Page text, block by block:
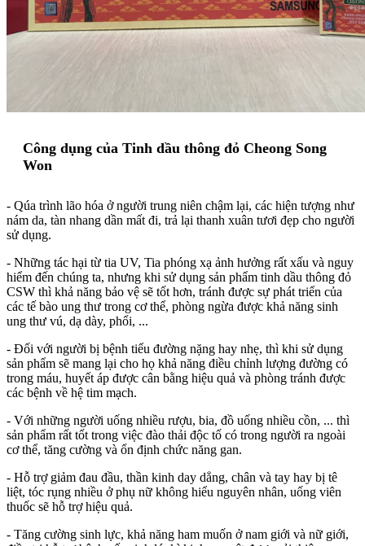
Công dụng của Tinh dầu thông đỏ Cheong Song
Won
- Qúa trình lão hóa ở người trung niên chậm lại, các hiện tượng như
nám da, tàn nhang dần mất đi, trả lại thanh xuân tươi đẹp cho người
sử dụng.
- Những tác hại từ tia UV, Tia phóng xạ ảnh hưởng rất xấu và nguy
hiểm đến chúng ta, nhưng khi sử dụng sản phẩm tinh dầu thông đỏ
CSW thì khả năng bảo vệ sẽ tốt hơn, tránh được sự phát triển của
các tế bào ung thư trong cơ thể, phòng ngừa được khả năng sinh
ung thư vú, dạ dày, phổi, ...
- Đối với người bị bệnh tiểu đường nặng hay nhẹ, thì khi sử dụng
sản phẩm sẽ mang lại cho họ khả năng điều chỉnh lượng đường có
trong máu, huyết áp được cân bằng hiệu quả và phòng tránh được
các bệnh về hệ tim mạch.
- Với những người uống nhiều rượu, bia, đồ uống nhiều cồn, ... thì
sản phẩm rất tốt trong việc đào thải độc tố có trong người ra ngoài
cơ thể, tăng cường và ổn định chức năng gan.
- Hỗ trợ giảm đau đầu, thần kinh day dẳng, chân và tay hay bị tê
liệt, tóc rụng nhiều ở phụ nữ không hiểu nguyên nhân, uống viên
thuốc sẽ hỗ trợ hiệu quả.
- Tăng cường sinh lực, khả năng ham muốn ở nam giới và nữ giới,